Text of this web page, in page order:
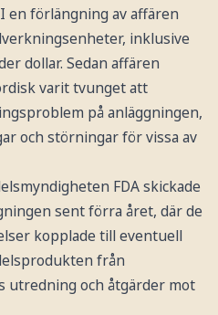
en förlängning av affären
inklusive
dollar. Sedan affären
varit tvunget att
på anläggningen,
och störningar för vissa av
FDA skickade
sent förra året, där de
kopplade till eventuell
från
utredning och åtgärder mot